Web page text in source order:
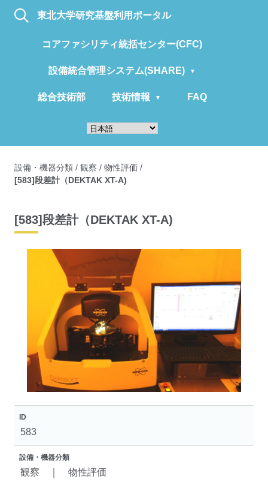
東北大学研究基盤利用ポータル
コアファシリティ統括センター(CFC)
設備統合管理システム(SHARE)
総合技術部 技術情報 FAQ
設備・機器分類 / 観察 / 物性評価 /
[583]段差計（DEKTAK XT-A)
[583]段差計（DEKTAK XT-A)
ID
583
設備・機器分類
観察 ｜ 物性評価